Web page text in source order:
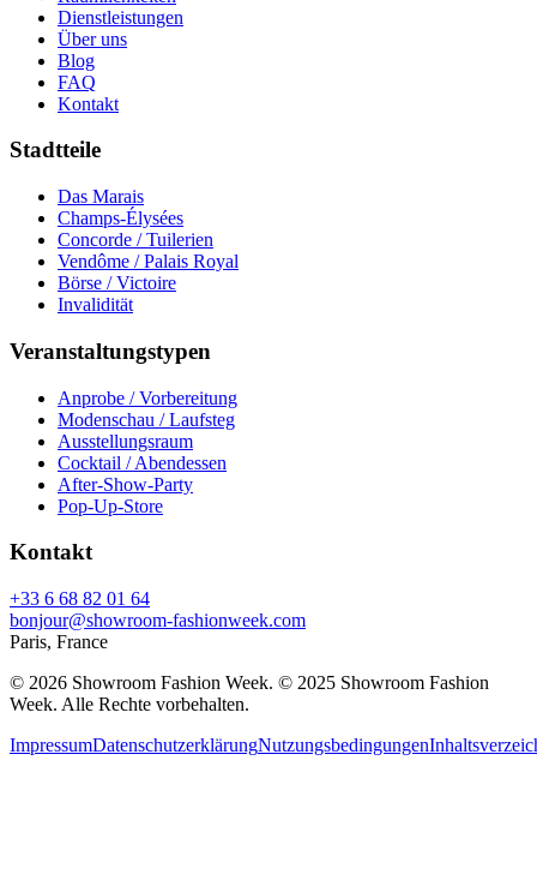
Dienstleistungen
Über uns
Blog
FAQ
Kontakt
Stadtteile
Das Marais
Champs-Élysées
Concorde / Tuilerien
Vendôme / Palais Royal
Börse / Victoire
Invalidität
Veranstaltungstypen
Anprobe / Vorbereitung
Modenschau / Laufsteg
Ausstellungsraum
Cocktail / Abendessen
After-Show-Party
Pop-Up-Store
Kontakt
+33 6 68 82 01 64
bonjour@showroom-fashionweek.com
Paris, France
© 2026 Showroom Fashion Week. © 2025 Showroom Fashion
Week. Alle Rechte vorbehalten.
ImpressumDatenschutzerklärungNutzungsbedingungen